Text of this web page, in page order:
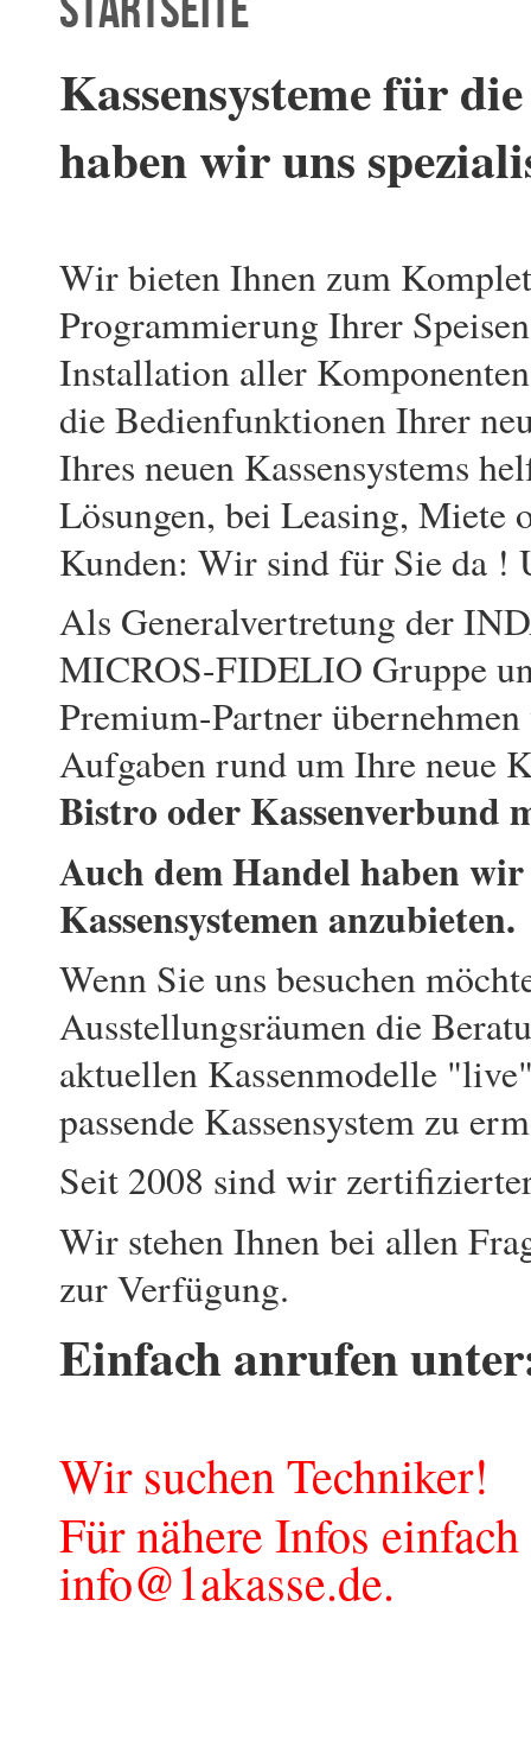
Kassensysteme für
haben wir uns
Wir bieten Ihnen zum
Programmierung Ihrer
Installation aller
die Bedienfunktionen Ihrer
Ihres neuen Kassensystems
Lösungen, bei Leasing, Miete
Kunden: Wir sind für Sie da !
Als Generalvertretung der
MICROS-FIDELIO Gruppe
Premium-Partner
Aufgaben rund um Ihre neue
Bistro oder Kassenverbund
Auch dem Handel haben
Kassensystemen anzubieten.
Wenn Sie uns besuchen
Ausstellungsräumen die
aktuellen Kassenmodelle
passende Kassensystem zu
Seit 2008 sind wir
Wir stehen Ihnen bei allen
zur Verfügung.
Einfach anrufen
Wir suchen Techniker!
Für nähere Infos
info@1akasse.de.